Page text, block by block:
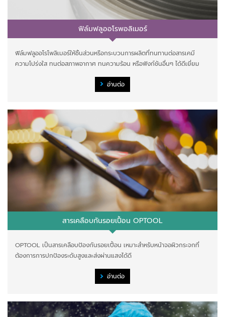
ฟิล์มฟลูออโรพอลิเมอร์
ฟิล์มฟลูออโรโพลิเมอร์ให้ชิ้นส่วนหรือกระบวนการผลิตที่ทนทานต่อสารเคมี
ความโปร่งใส ทนต่อสภาพอากาศ ทนความร้อน หรือฟังก์ชันอื่นๆ ได้ดีเยี่ยม
อ่านต่อ
สารเคลือบกันรอยเปื้อน OPTOOL
OPTOOL เป็นสารเคลือบป้องกันรอยเปื้อน เหมาะสำหรับหน้าจอผิวกระจกที่
ต้องการการปกป้องระดับสูงและส่งผ่านแสงได้ดี
อ่านต่อ